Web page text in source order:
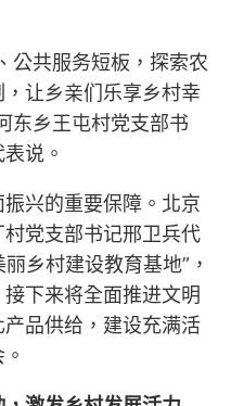
公共服务短板，探索农
让乡亲们乐享乡村幸
东乡王屯村党支部书
说。
兴的重要保障。北京
党支部书记邢卫兵代
乡村建设教育基地”，
下来将全面推进文明
品供给，建设充满活